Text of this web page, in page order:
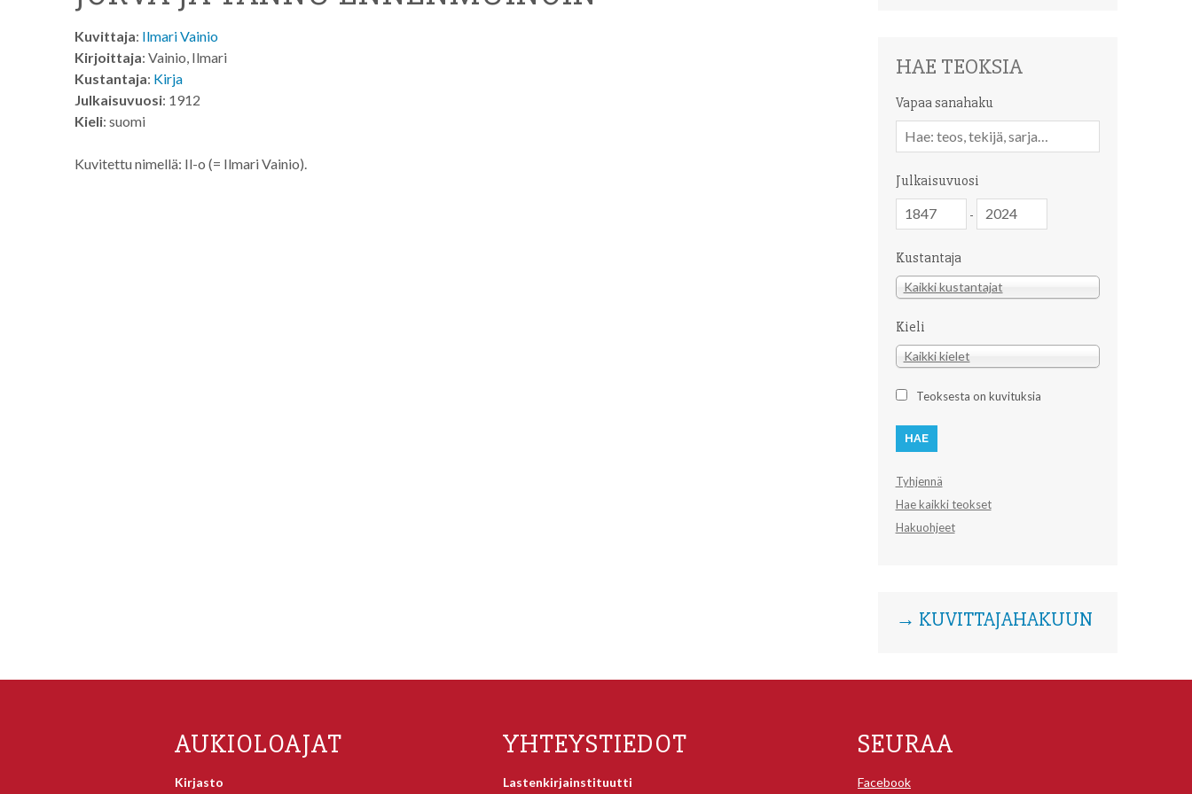
Kuvittaja: Ilmari Vainio
Kirjoittaja: Vainio, Ilmari
Kustantaja: Kirja
Julkaisuvuosi: 1912
Kieli: suomi
Kuvitettu nimellä: Il-o (= Ilmari Vainio).
HAE TEOKSIA
Vapaa sanahaku
sanahaku
Julkaisuvuosi
-
Kustantaja
Kustantaja
Kaikki kustantajat
Kieli
Kieli
Kaikki kielet
Teoksesta on kuvituksia
Tyhjennä
Hae kaikki teokset
Hakuohjeet
→ KUVITTAJAHAKUUN
AUKIOLOAJAT
Kirjasto
YHTEYSTIEDOT
Lastenkirjainstituutti
SEURAA
Facebook